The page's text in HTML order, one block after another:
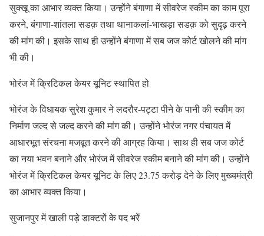
सुक्खू का आभार व्यक्त किया। उन्होंने बंगाणा में सीवरेज स्कीम का काम पूरा
करने, बंगाणा-शांतला सडक़ तथा थानाकलां-भाखड़ा सडक़ को सुदृढ़ करने
की मांग की। इसके साथ ही उन्होंने बंगाणा में सब जज कोर्ट खोलने की मांग
भी की।
भोरंज में क्रिटिकल केयर यूनिट स्थापित हो
भोरंज के विधायक सुरेश कुमार ने लदरौर-पट्टा पीने के पानी की स्कीम का
निर्माण जल्द से जल्द करने की मांग की। उन्होंने भोरंज नगर पंचायत में
आधारभूत संरचना मजबूत करने की आग्रह किया। साथ ही सब जज कोर्ट
का नया भवन बनाने और भोरंज में सीवरेज स्कीम बनाने की मांग की। उन्होंने
भोरंज में क्रिटिकल केयर यूनिट के लिए 23.75 करोड़ देने के लिए मुख्यमंत्री
का आभार व्यक्त किया।
सुजानपुर में खाली पड़े डाक्टरों के पद भरें